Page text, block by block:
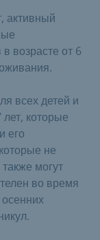
активный
возрасте от 6
всех детей и
которые
его
не
могут
во время